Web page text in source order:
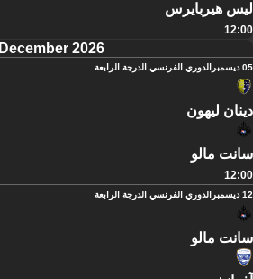
ليس هيربايرس
12:00
December 2026
05 ديسمبر الدوري الفرنسي الدرجة الرابعة
دينان ليهون
سانت مالو
12:00
12 ديسمبر الدوري الفرنسي الدرجة الرابعة
سانت مالو